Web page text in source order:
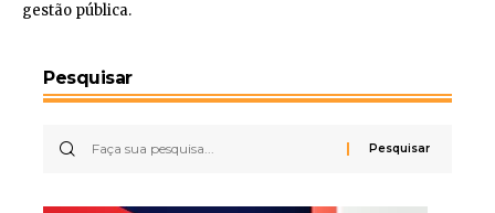
gestão pública.
Pesquisar